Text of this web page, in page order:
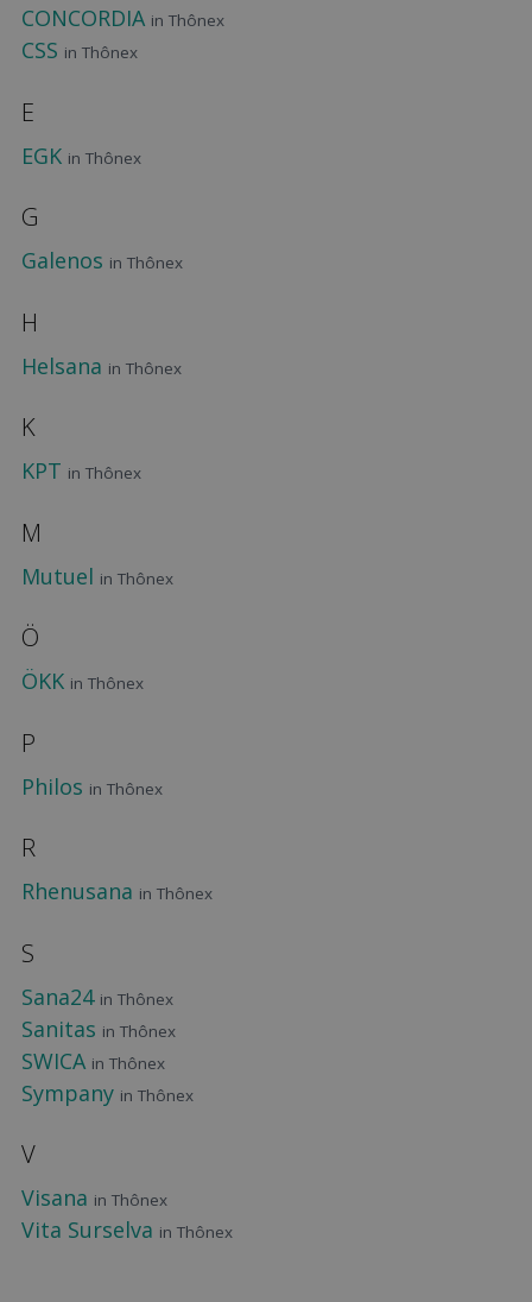
CONCORDIA in Thônex
CSS in Thônex
E
EGK in Thônex
G
Galenos in Thônex
H
Helsana in Thônex
K
KPT in Thônex
M
Mutuel in Thônex
Ö
ÖKK in Thônex
P
Philos in Thônex
R
Rhenusana in Thônex
S
Sana24 in Thônex
Sanitas in Thônex
SWICA in Thônex
Sympany in Thônex
V
Visana in Thônex
Vita Surselva in Thônex